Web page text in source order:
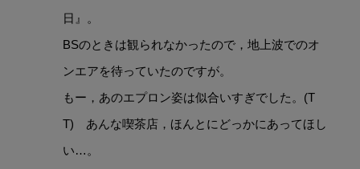
日』。
BSのときは観られなかったので，地上波でのオ
ンエアを待っていたのですが。
もー，あのエプロン姿は似合いすぎでした。(T
T) あんな喫茶店，ほんとにどっかにあってほし
い…。